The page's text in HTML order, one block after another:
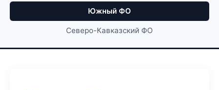
Южный ФО
Северо-Кавказский ФО